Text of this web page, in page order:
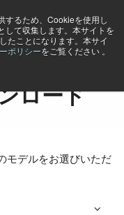
するため、Cookieを使用し
して収集します。本サイトを
たことになります。本サイ
ポリシーをご覧ください 。
ード
ロード
モデルをお選びいただ